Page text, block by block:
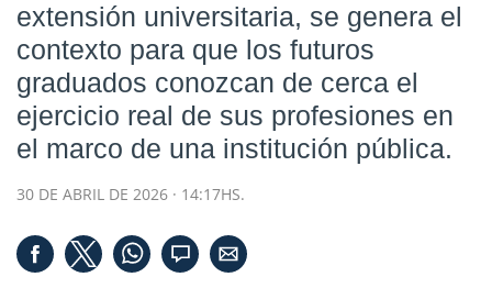
extensión universitaria, se genera el
contexto para que los futuros
graduados conozcan de cerca el
ejercicio real de sus profesiones en
el marco de una institución pública.
30 DE ABRIL DE 2026 · 14:17HS.